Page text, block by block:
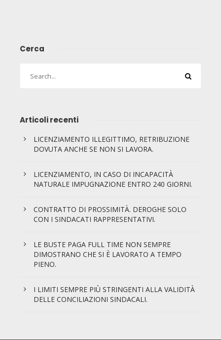
Cerca
Articoli recenti
LICENZIAMENTO ILLEGITTIMO, RETRIBUZIONE
DOVUTA ANCHE SE NON SI LAVORA.
LICENZIAMENTO, IN CASO DI INCAPACITÀ
NATURALE IMPUGNAZIONE ENTRO 240 GIORNI.
CONTRATTO DI PROSSIMITÀ. DEROGHE SOLO
CON I SINDACATI RAPPRESENTATIVI.
LE BUSTE PAGA FULL TIME NON SEMPRE
DIMOSTRANO CHE SI È LAVORATO A TEMPO
PIENO.
I LIMITI SEMPRE PIÙ STRINGENTI ALLA VALIDITÀ
DELLE CONCILIAZIONI SINDACALI.